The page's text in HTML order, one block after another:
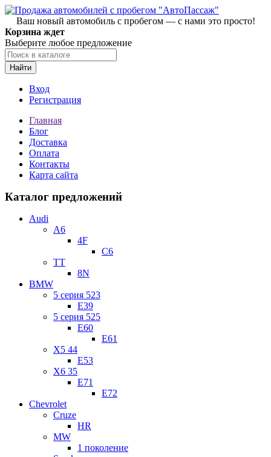
Ваш новый автомобиль с пробегом — с нами это просто!
Корзина ждет
Выберите любое предложение
Найти
Вход
Регистрация
Главная
Блог
Доставка
Оплата
Контакты
Карта сайта
Каталог предложений
Audi
A6
4F
C6
TT
8N
BMW
5 серия 523
E39
5 серия 525
E60
E61
X5 44
E53
X6 35
E71
E72
Chevrolet
Cruze
HR
MW
1 поколение